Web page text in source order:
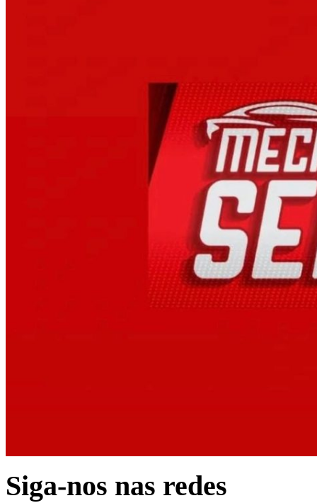
Siga-nos nas redes